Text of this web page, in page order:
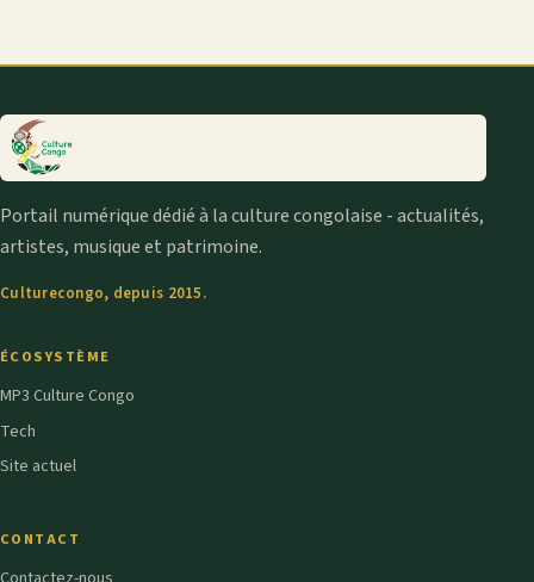
Portail numérique dédié à la culture congolaise - actualités,
artistes, musique et patrimoine.
Culturecongo, depuis 2015.
ÉCOSYSTÈME
MP3 Culture Congo
Tech
Site actuel
CONTACT